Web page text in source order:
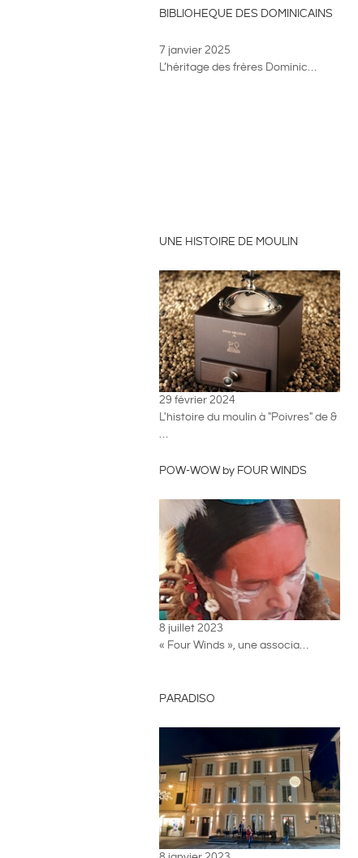
BIBLIOHEQUE DES DOMINICAINS
7 janvier 2025
L’héritage des frères Dominic…
UNE HISTOIRE DE MOULIN
29 février 2024
L'histoire du moulin à "Poivres" de &
…
POW-WOW by FOUR WINDS
8 juillet 2023
« Four Winds », une associa…
PARADISO